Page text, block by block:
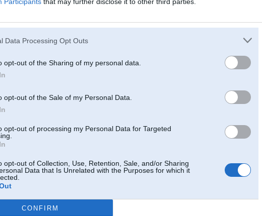
Data Processing Opt Outs
opt-out of the Sharing of my personal data.
opt-out of the Sale of my Personal Data.
opt-out of processing my Personal Data for Targeted
opt-out of Collection, Use, Retention, Sale, and/or Sharing
Data that Is Unrelated with the Purposes for which it
CONFIRM
2016, 18:06
911
rides/bmw-b7-alpina...he-911-2016-2
ruf atstātu laukos
23:01
tuuneetu bmw ar standarta porshu.
un ruf, piemeeram.